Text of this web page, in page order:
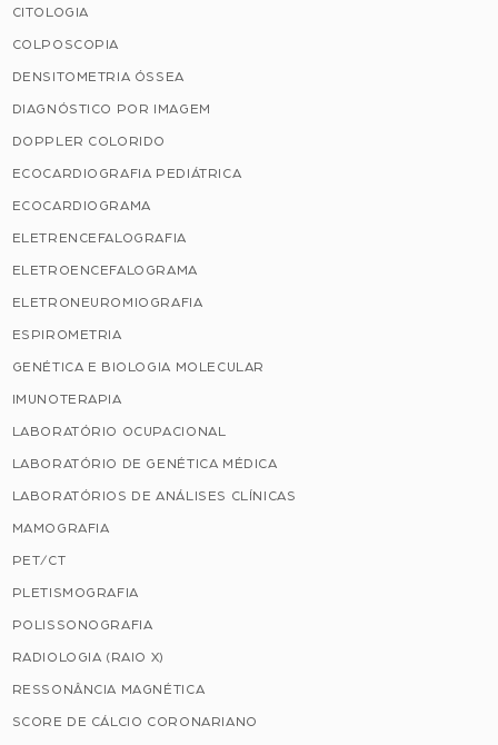
CITOLOGIA
COLPOSCOPIA
DENSITOMETRIA ÓSSEA
DIAGNÓSTICO POR IMAGEM
DOPPLER COLORIDO
ECOCARDIOGRAFIA PEDIÁTRICA
ECOCARDIOGRAMA
ELETRENCEFALOGRAFIA
ELETROENCEFALOGRAMA
ELETRONEUROMIOGRAFIA
ESPIROMETRIA
GENÉTICA E BIOLOGIA MOLECULAR
IMUNOTERAPIA
LABORATÓRIO OCUPACIONAL
LABORATÓRIO DE GENÉTICA MÉDICA
LABORATÓRIOS DE ANÁLISES CLÍNICAS
MAMOGRAFIA
PET/CT
PLETISMOGRAFIA
POLISSONOGRAFIA
RADIOLOGIA (RAIO X)
RESSONÂNCIA MAGNÉTICA
SCORE DE CÁLCIO CORONARIANO